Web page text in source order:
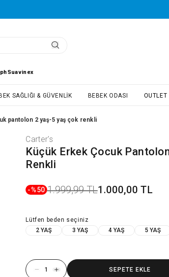
Suavinex
SAĞLIĞI & GÜVENLIK BEBEK ODASI OUTLET
pantolon 2 yaş-5 yaş çok renkli
Carter's
Küçük Erkek Çocuk
Renkli
-%50 1.999,99 TL1.000,00 TL
Lütfen beden seçiniz
2 YAŞ
3 YAŞ 4 YAŞ 5 YAŞ
SEPETE EKLE